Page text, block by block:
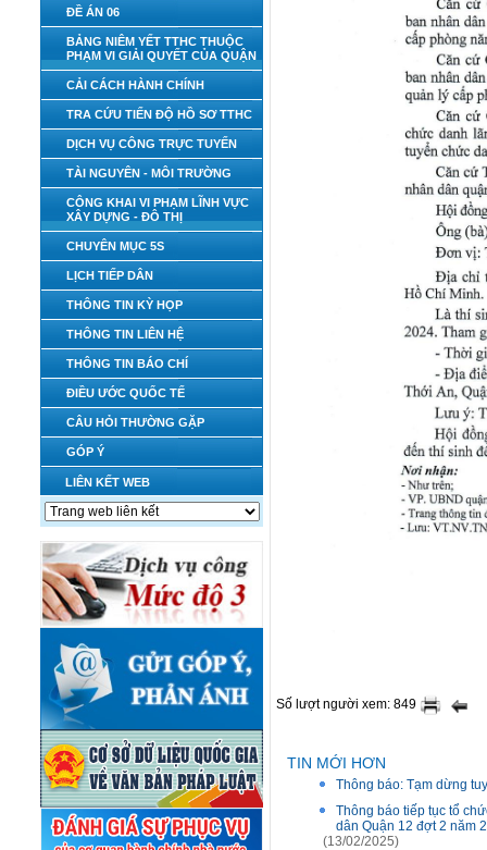
ĐỀ ÁN 06
BẢNG NIÊM YẾT TTHC THUỘC
PHẠM VI GIẢI QUYẾT CỦA QUẬN
CẢI CÁCH HÀNH CHÍNH
TRA CỨU TIẾN ĐỘ HỒ SƠ TTHC
DỊCH VỤ CÔNG TRỰC TUYẾN
TÀI NGUYÊN - MÔI TRƯỜNG
CÔNG KHAI VI PHẠM LĨNH VỰC
XÂY DỰNG - ĐÔ THỊ
CHUYÊN MỤC 5S
LỊCH TIẾP DÂN
THÔNG TIN KỲ HỌP
THÔNG TIN LIÊN HỆ
THÔNG TIN BÁO CHÍ
ĐIỀU ƯỚC QUỐC TẾ
CÂU HỎI THƯỜNG GẶP
GÓP Ý
LIÊN KẾT WEB
Số lượt người xem: 849
TIN MỚI HƠN
Thông báo: Tạm dừng
Thông báo tiếp tục tổ
dân Quận 12 đợt 2 năm
(13/02/2025)